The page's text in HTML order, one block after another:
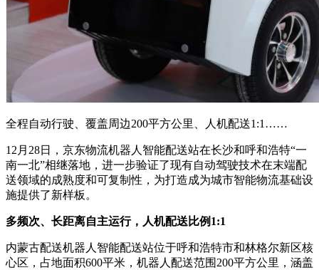
全程自动行驶、覆盖周边200平方公里、人机配送1:1……
12月28日，京东物流机器人 智能配送站在长沙和呼和浩特“一
南一北”相继落地，进一步验证了现有自动驾驶技术在末端配
送领域的成熟度和可复制性，为打造成为城市智能物流基础设
施提供了新样板。
多频次、长距离自主运行，人机配送比例 1:1
内蒙古配送机器人智能配送站位于呼和浩特市和林格尔新区核
心区，占地面积600平米，机器人配送范围200平方公里，涵盖